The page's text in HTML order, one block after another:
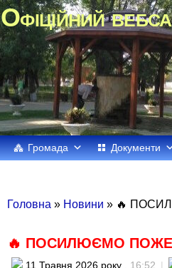
Офіційний
Громада Документи
Головна » Новини » 🔥
🔥 ПОСИЛЮЄМО
11 Травня 2026 року , 16:52 |